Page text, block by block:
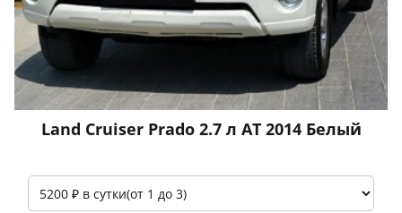
Land Cruiser Prado 2.7 л АТ 2014 Белый